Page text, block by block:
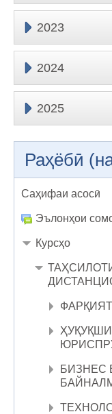
2023
2024
2025
Раҳёбӣ
Саҳифаи асосӣ
Эълонҳои
Курсҳо
ФАРҚИЯТ
БИЗНЕС